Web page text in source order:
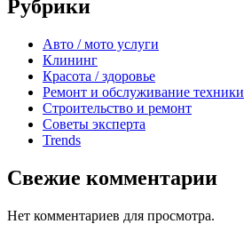
Рубрики
Авто / мото услуги
Клининг
Красота / здоровье
Ремонт и обслуживание техники
Строительство и ремонт
Советы эксперта
Trends
Свежие комментарии
Нет комментариев для просмотра.